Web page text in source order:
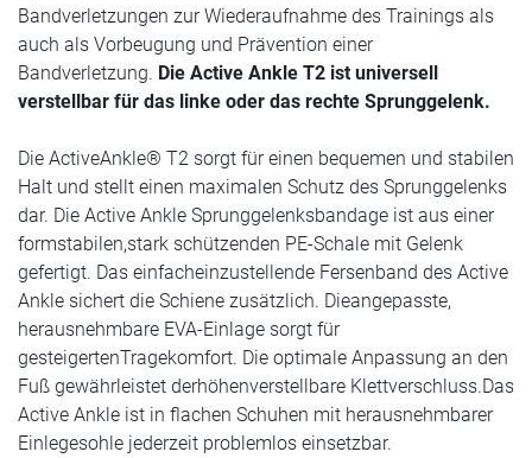
Bandverletzungen zur Wiederaufnahme des Trainings als
auch als Vorbeugung und Prävention einer
Bandverletzung. Die Active Ankle T2 ist universell
verstellbar für das linke oder das rechte Sprunggelenk.
Die ActiveAnkle® T2 sorgt für einen bequemen und stabilen
Halt und stellt einen maximalen Schutz des Sprunggelenks
dar. Die Active Ankle Sprunggelenksbandage ist aus einer
formstabilen,stark schützenden PE-Schale mit Gelenk
gefertigt. Das einfacheinzustellende Fersenband des Active
Ankle sichert die Schiene zusätzlich. Dieangepasste,
herausnehmbare EVA-Einlage sorgt für
gesteigertenTragekomfort. Die optimale Anpassung an den
Fuß gewährleistet derhöhenverstellbare Klettverschluss.Das
Active Ankle ist in flachen Schuhen mit herausnehmbarer
Einlegesohle jederzeit problemlos einsetzbar.